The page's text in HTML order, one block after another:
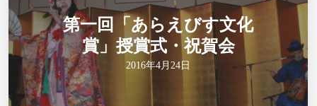
第一回「あらえびす文化
賞」授賞式・祝賀会
2016年4月24日